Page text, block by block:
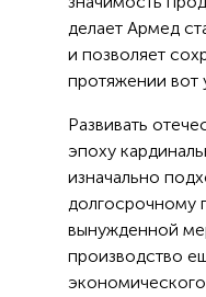
делает Армед
и позволяет
протяжении вот
Развивать
эпоху
изначально
долгосрочному
вынужденной
производство